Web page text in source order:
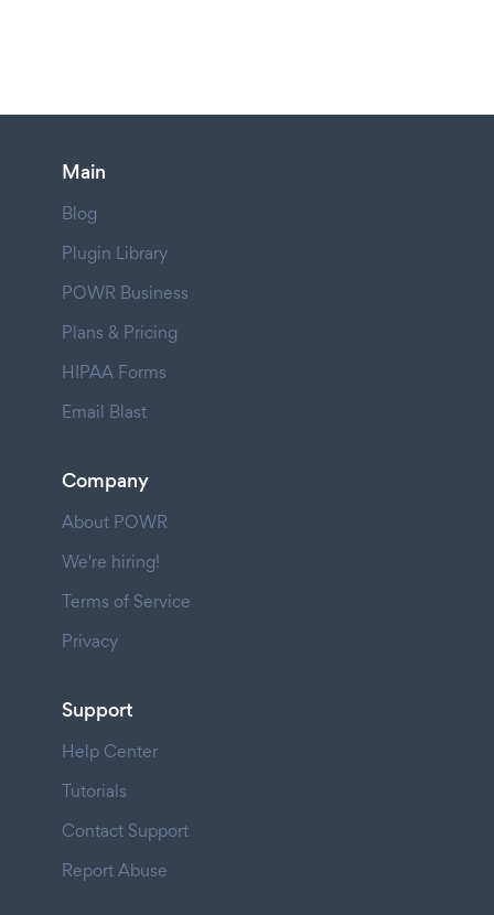
Main
Blog
Plugin Library
POWR Business
Plans & Pricing
HIPAA Forms
Email Blast
Company
About POWR
We're hiring!
Terms of Service
Privacy
Support
Help Center
Tutorials
Contact Support
Report Abuse